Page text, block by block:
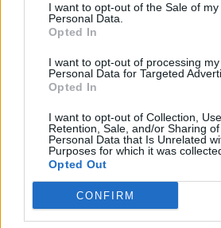
I want to opt-out of the Sale of my
Personal Data.
Opted In
I want to opt-out of processing my
Personal Data for Targeted
Opted In
I want to opt-out of Collection, Use,
Retention, Sale, and/or Sharing
Personal Data that Is Unrelated
Purposes for which it was
Opted Out
CONFIRM
ΠΡΙΝ 5 ΏΡΕΣ
άλλαξε τον
στην
ΠΡΙΝ 5 ΏΡΕΣ